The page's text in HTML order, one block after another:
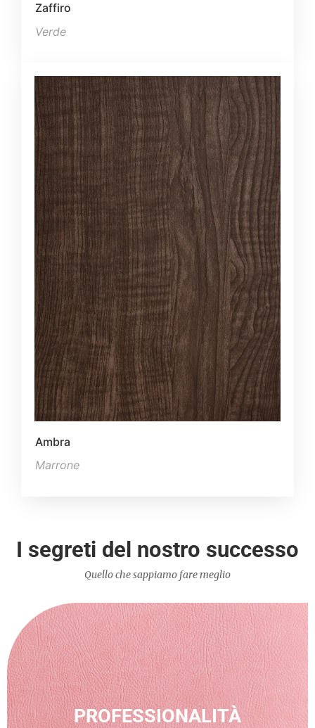
Zaffiro
Verde
Ambra
Marrone
I segreti del nostro successo
Quello che sappiamo fare meglio
PROFESSIONALITÀ